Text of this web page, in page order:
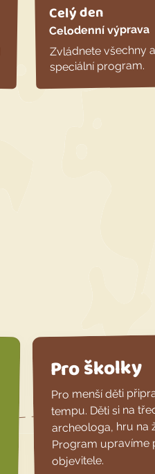
Celý den
Celodenní výprava
Zvládnete všechny
speciální program.
Pro školky
Pro menší děti
tempu. Děti si na
archeologa, hru na
Program upravíme
objevitele.